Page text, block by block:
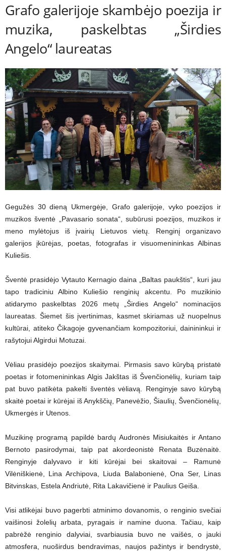
Grafo galerijoje skambėjo poezija ir
muzika, paskelbtas „Širdies
Angelo“ laureatas
Gegužės 30 dieną Ukmergėje, Grafo galerijoje, vyko poezijos ir
muzikos šventė „Pavasario sonata“, subūrusi poezijos, muzikos ir
meno mylėtojus iš įvairių Lietuvos vietų. Renginį organizavo
galerijos įkūrėjas, poetas, fotografas ir visuomenininkas Albinas
Kuliešis.
Šventė prasidėjo Vytauto Kernagio daina „Baltas paukštis“, kuri jau
tapo tradiciniu Albino Kuliešio renginių akcentu. Po muzikinio
atidarymo paskelbtas 2026 metų „Širdies Angelo“ nominacijos
laureatas. Šiemet šis įvertinimas, kasmet skiriamas už nuopelnus
kultūrai, atiteko Čikagoje gyvenančiam kompozitoriui, dainininkui ir
rašytojui Algirdui Motuzai.
Vėliau prasidėjo poezijos skaitymai. Pirmasis savo kūrybą pristatė
poetas ir fotomenininkas Algis Jakštas iš Švenčionėlių, kuriam taip
pat buvo patikėta pakelti šventės vėliavą. Renginyje savo kūrybą
skaitė poetai ir kūrėjai iš Anykščių, Panevėžio, Šiaulių, Švenčionėlių,
Ukmergės ir Utenos.
Muzikinę programą papildė bardų Audronės Misiukaitės ir Antano
Bernoto pasirodymai, taip pat akordeonistė Renata Buzėnaitė.
Renginyje dalyvavo ir kiti kūrėjai bei skaitovai – Ramunė
Vilėniškienė, Lina Archipova, Liuda Balabonienė, Ona Ser, Linas
Bitvinskas, Estela Andriutė, Rita Lakavičienė ir Paulius Geiša.
Visi atlikėjai buvo pagerbti atminimo dovanomis, o renginio svečiai
vaišinosi žolelių arbata, pyragais ir namine duona. Tačiau, kaip
pabrėžė renginio dalyviai, svarbiausia buvo ne vaišės, o jauki
atmosfera, nuoširdus bendravimas, naujos pažintys ir bendrystė,